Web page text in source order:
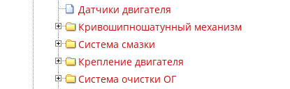
Датчики двигателя
Кривошипношатунный механизм
Система смазки
Крепление двигателя
Система очистки ОГ